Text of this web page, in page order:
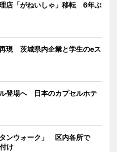
店「がねいしゃ」移転 6年ぶ
現 茨城県内企業と学生のeス
登場へ 日本のカプセルホテ
ンウォーク」 区内各所で
け